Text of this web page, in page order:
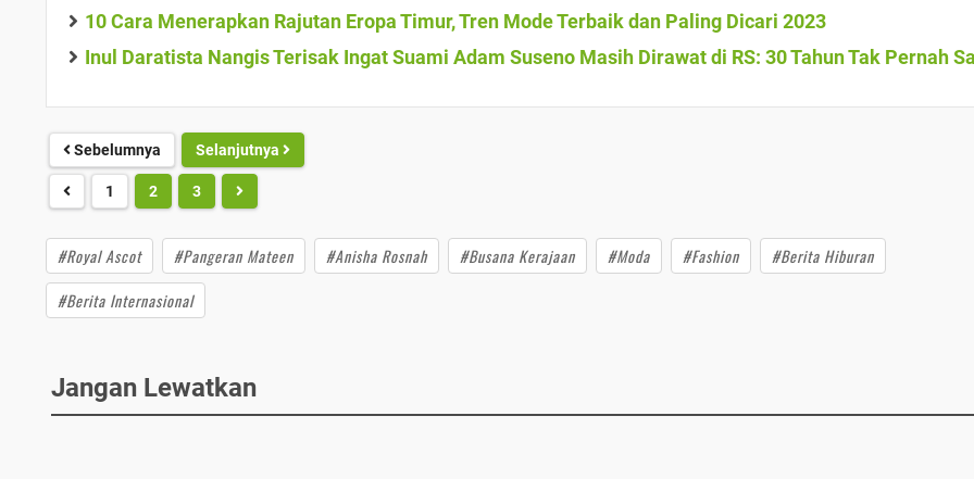
10 Cara Menerapkan Rajutan Eropa Timur, Tren Mode Terbaik dan Paling Dicari 2023
Inul Daratista Nangis Terisak Ingat Suami Adam Suseno Masih Dirawat di RS: 30 Tahun Tak Pernah
Sebelumnya Selanjutnya
1 2 3
#Royal Ascot #Pangeran Mateen #Anisha Rosnah #Busana Kerajaan #Moda #Fashion
#Berita Hiburan
#Berita Internasional
Jangan Lewatkan